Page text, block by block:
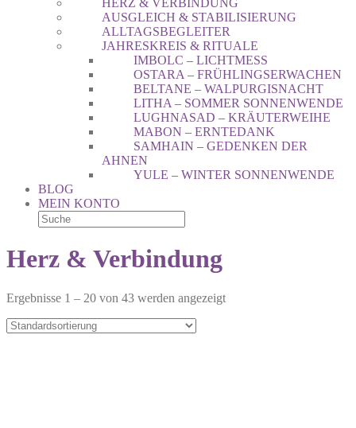
HERZ & VERBINDUNG
AUSGLEICH & STABILISIERUNG
ALLTAGSBEGLEITER
JAHRESKREIS & RITUALE
IMBOLC – LICHTMESS
OSTARA – FRÜHLINGSERWACHEN
BELTANE – WALPURGISNACHT
LITHA – SOMMER SONNENWENDE
LUGHNASAD – KRÄUTERWEIHE
MABON – ERNTEDANK
SAMHAIN – GEDENKEN DER
AHNEN
YULE – WINTER SONNENWENDE
BLOG
MEIN KONTO
Herz & Verbindung
Ergebnisse 1 – 20 von 43 werden angezeigt